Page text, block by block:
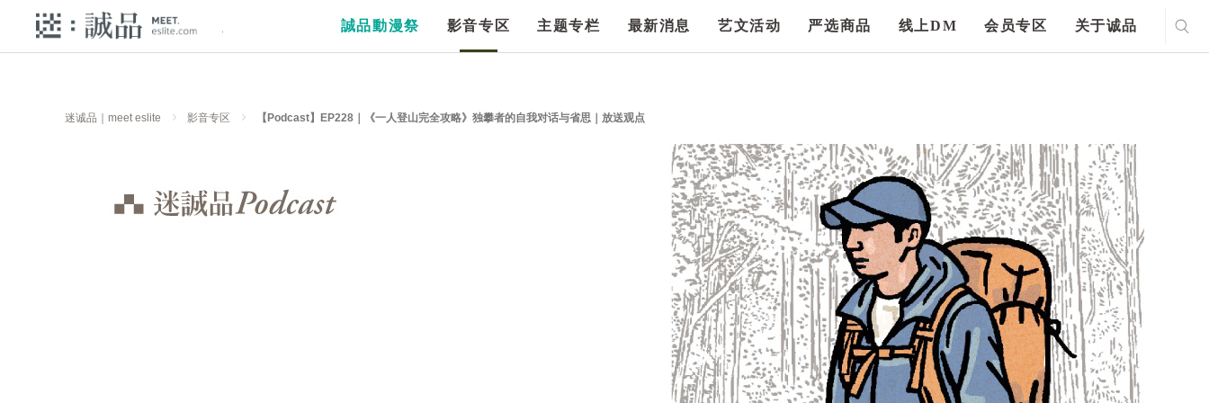
誠品動漫祭 影音专区 主题专栏 最新消息 艺文活动 严选商品 线上DM 会员专区 关于诚品
迷诚品｜meet eslite 影音专区 【Podcast】EP228｜《一人登山完全攻略》独攀者的自我对话与省思｜放送观点